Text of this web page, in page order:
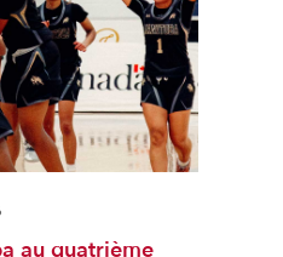
au quatrième